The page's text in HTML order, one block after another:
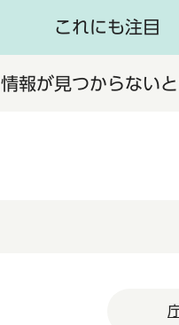
これにも注目
情報が見つからない